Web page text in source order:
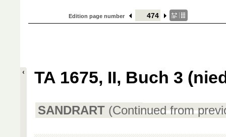
Edition page number
TA 1675, II, Buch 3
SANDRART (Continued from